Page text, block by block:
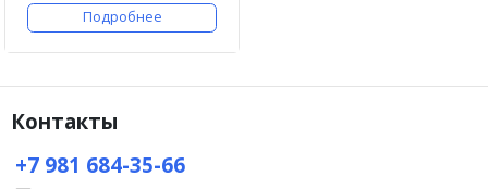
Подробнее
Контакты
+7 981 684-35-66